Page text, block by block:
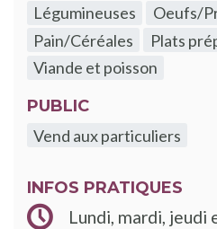
Légumineuses
Oeufs/
Pain/Céréales
Plats
Viande et poisson
PUBLIC
Vend aux particuliers
INFOS PRATIQUES
Lundi, mardi, jeudi